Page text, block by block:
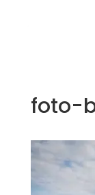
foto-